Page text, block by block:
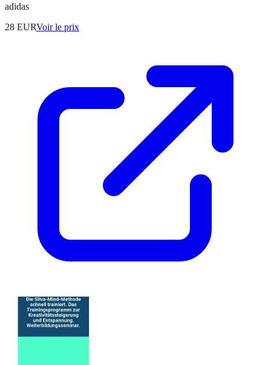
adidas
28 EURVoir le prix